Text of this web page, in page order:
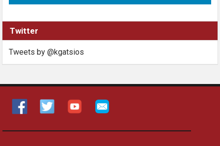
Twitter
Tweets by @kgatsios